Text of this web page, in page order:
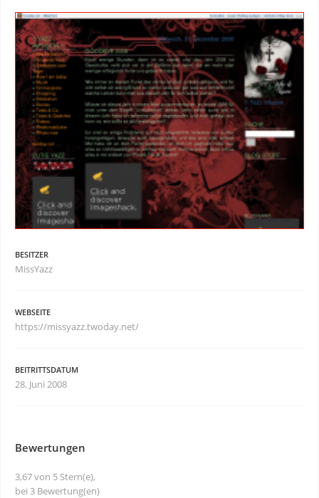
BESITZER
MissYazz
WEBSEITE
https://missyazz.twoday.net/
BEITRITTSDATUM
28. Juni 2008
Bewertungen
3,67 von 5 Stern(e),
bei 3 Bewertung(en)